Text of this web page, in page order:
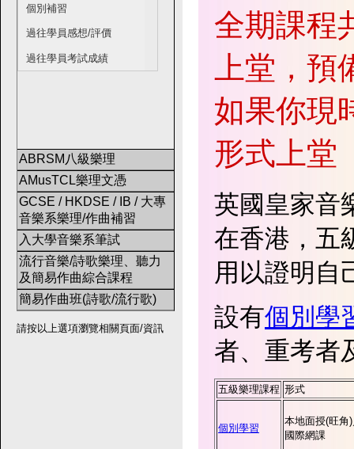
個別補習
過往學員感想/評價
過往學員考試成績
ABRSM八級樂理
AMusTCL樂理文憑
GCSE / HKDSE / IB / 大專
音樂系樂理/作曲補習
入大學音樂系筆試
流行音樂/詩歌樂理、聽力
及簡易作曲綜合課程
簡易作曲班(詩歌/流行歌)
請按以上選項瀏覽相關頁面/資訊
全期課程
上堂，
如果你現
形式上堂
英國皇家音
在香港，五
用以證明自
設有個別學
者、重考者
五級樂理課程 形式
個別學習
本地面授(旺角
國際網課